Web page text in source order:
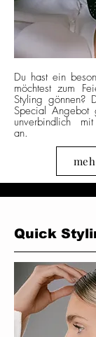
Du hast ein
möchtest zum
Styling gönnen?
Special Angebot
unverbindlich
an.
Quick